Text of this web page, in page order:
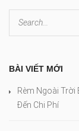
BÀI VIẾT MỚI
Rèm Ngoài Trời
Đến Chi Phí